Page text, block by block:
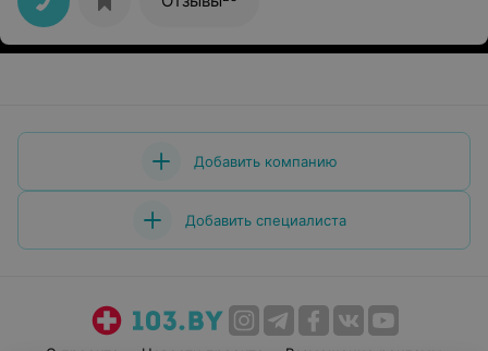
между доктором и медсестрой то лечиться и вовсе не
страшно. СПАСИБО!!!!
Добавить компанию
Добавить специалиста